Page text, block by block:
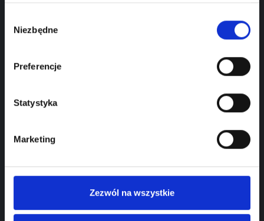
zgody
Niezbędne
Preferencje
Statystyka
Marketing
Zezwól na wszystkie
Poznańska 47, 62-095 Murowana Goślina